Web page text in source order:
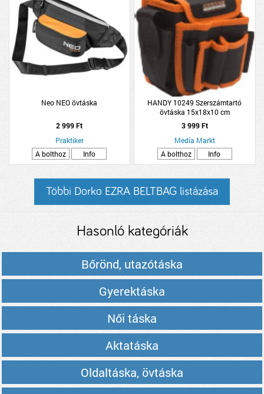
Neo NEO övtáska
2 999 Ft
Praktiker
A bolthoz
Info
HANDY 10249 Szerszámtartó
övtáska 15x18x10 cm
3 999 Ft
Media Markt
A bolthoz
Info
Többi Dorko EZRA BELTBAG listázása
Hasonló kategóriák
Bőrönd, utazótáska
Gyerektáska
Női táska
Aktatáska
Oldaltáska, övtáska